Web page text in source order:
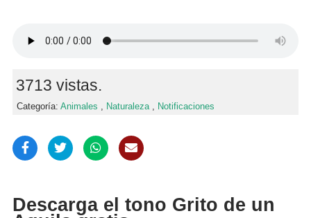
3713 vistas.
Categoría: Animales , Naturaleza, Notificaciones
Descarga el tono Grito de un